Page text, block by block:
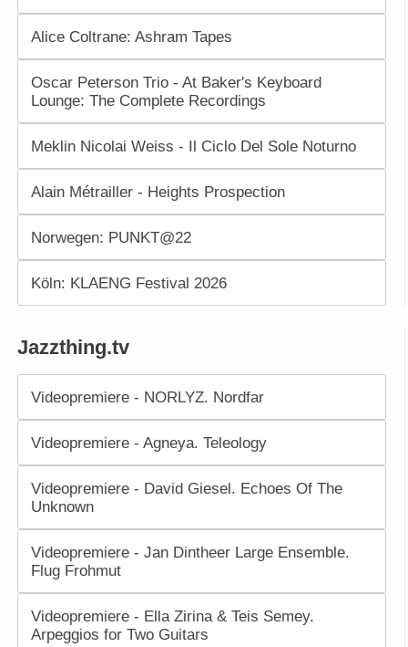
Alice Coltrane: Ashram Tapes
Oscar Peterson Trio - At Baker's Keyboard
Lounge: The Complete Recordings
Meklin Nicolai Weiss - Il Ciclo Del Sole Noturno
Alain Métrailler - Heights Prospection
Norwegen: PUNKT@22
Köln: KLAENG Festival 2026
Jazzthing.tv
Videopremiere - NORLYZ. Nordfar
Videopremiere - Agneya. Teleology
Videopremiere - David Giesel. Echoes Of The
Unknown
Videopremiere - Jan Dintheer Large Ensemble.
Flug Frohmut
Videopremiere - Ella Zirina & Teis Semey.
Arpeggios for Two Guitars